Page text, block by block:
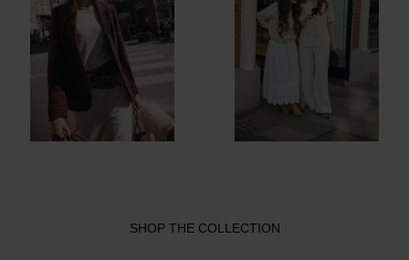
SHOP THE COLLECTION